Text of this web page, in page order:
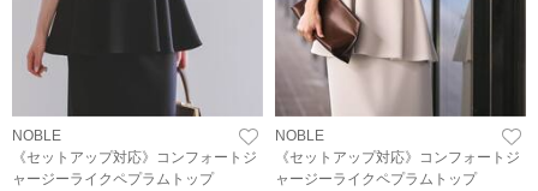
NOBLE
《セットアップ対応》コンフォートジ
ャージーライクペプラムトップ
NOBLE
《セットアップ対応》コンフォートジ
ャージーライクペプラムトップ